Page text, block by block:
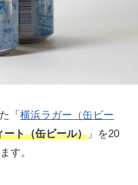
「横浜ラガー（缶ビー
ート（缶ビール） 」を20
す。